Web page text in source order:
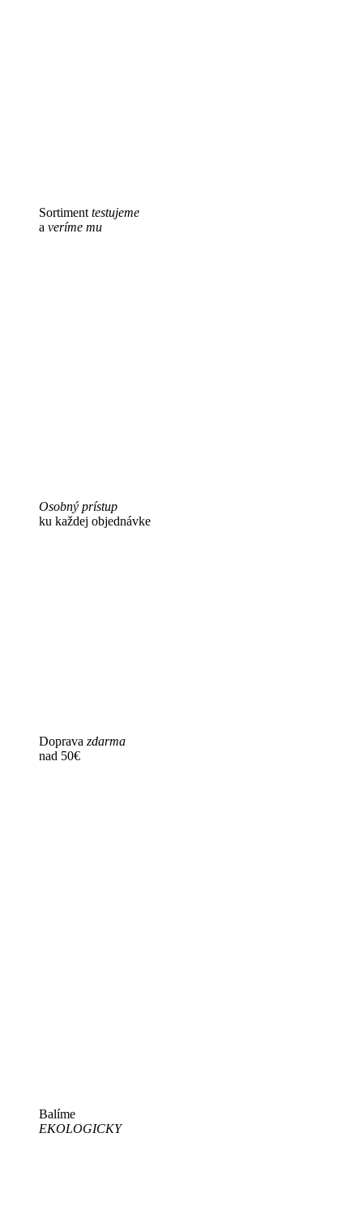
Sortimenttestujeme
a veríme mu
Osobný prístup
ku každej objednávke
Doprava zdarma
nad 50€
Balíme
EKOLOGICKY